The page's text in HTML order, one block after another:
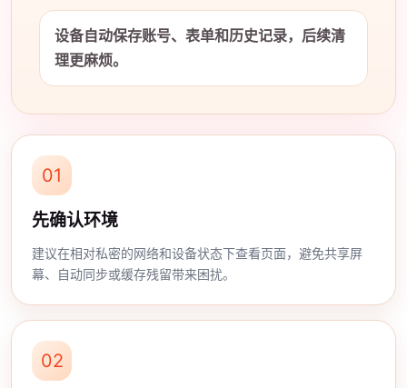
设备自动保存账号、表单和历史记录，后续清
理更麻烦。
01
先确认环境
建议在相对私密的网络和设备状态下查看页面，避免共享屏
幕、自动同步或缓存残留带来困扰。
02